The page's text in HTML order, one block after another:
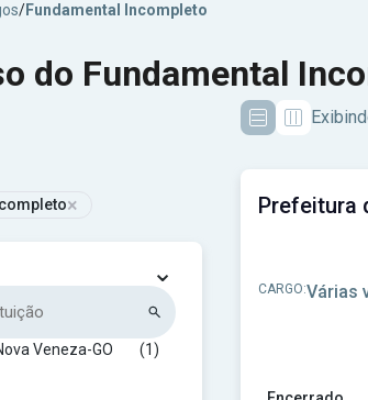
/Fundamental Incompleto
do Fundamental
×
⌄
Veneza-GO (1)
CARGO:Várias